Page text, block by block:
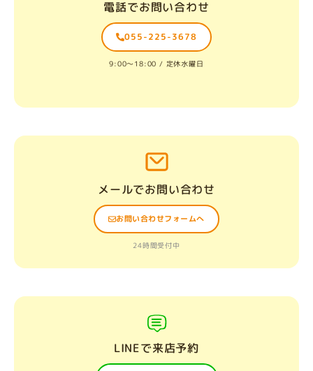
電話でお問い合わせ
055-225-3678
9:00〜18:00 / 定休水曜日
メールでお問い合わせ
お問い合わせフォームへ
24時間受付中
LINEで来店予約